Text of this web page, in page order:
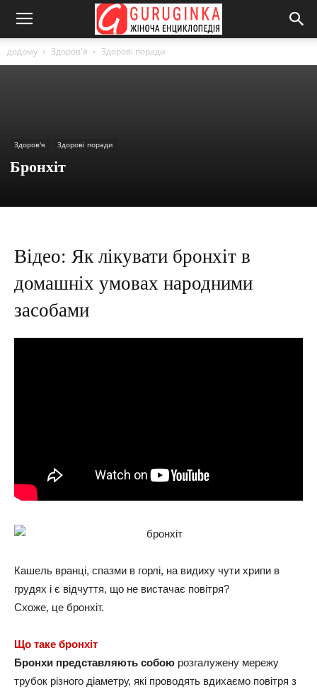
додому Здоров'я Здорові поради
Здоров'я Здорові поради
Бронхіт
Відео: Як лікувати бронхіт в
домашніх умовах народними
засобами
Кашель вранці, спазми в горлі, на видиху чути хрипи в
грудях і є відчуття, що не вистачає повітря?
Схоже, це бронхіт.
Що таке бронхіт
Бронхи представляють собою розгалужену мережу
трубок різного діаметру, які проводять вдихаємо повітря з